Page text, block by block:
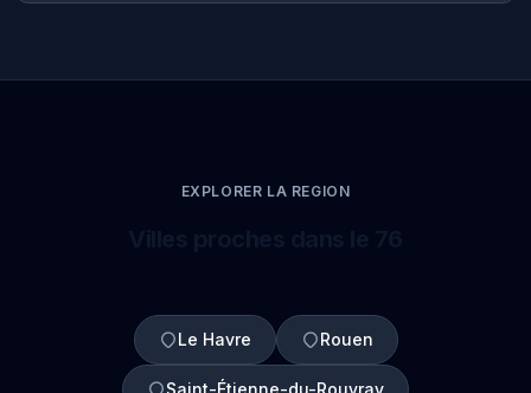
EXPLORER LA REGION
Le Havre Rouen
Saint-Étienne-du-Rouvray